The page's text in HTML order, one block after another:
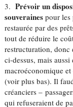
3.Prévoir un
souverainespour les
restaurée par des
tout de réduire le
restructuration,
ci-dessus, mais
macroéconomique
(voir plus bas). Il
créanciers –
qui refuseraient de